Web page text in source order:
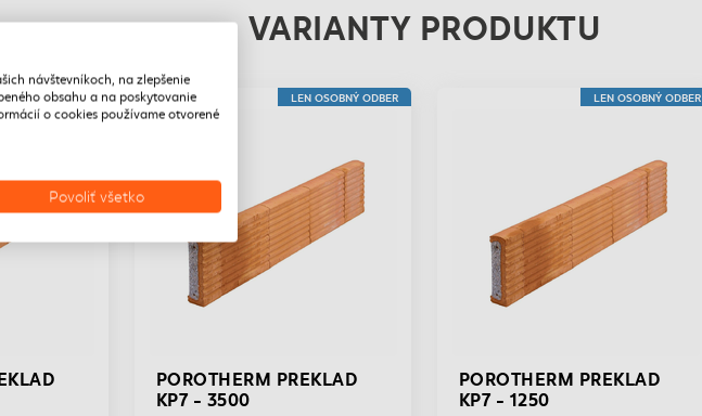
VARIANTY PRODUKTU
OSOBNÝ ODBER LEN OSOBNÝ ODBER
POROTHERM PREKLAD
KP7 - 3500
LEN OSOBNÝ ODBER
POROTHERM PREKLAD
KP7 - 1250
návštevníkoch, na zlepšenie
obsahu a na poskytovanie
o cookies používame otvorené
Povoliť všetko